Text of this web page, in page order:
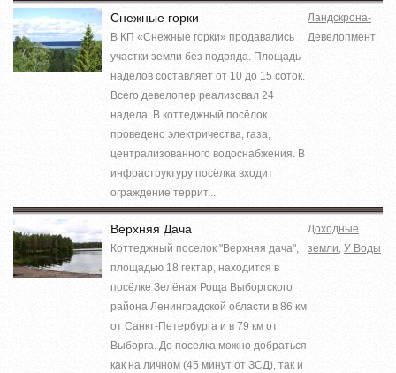
Снежные горки
В КП «Снежные горки» продавались
участки земли без подряда. Площадь
наделов составляет от 10 до 15 соток.
Всего девелопер реализовал 24
надела. В коттеджный посёлок
проведено электричества, газа,
централизованного водоснабжения. В
инфраструктуру посёлка входит
ограждение террит...
Ландскрона-
Девелопмент
Верхняя Дача
Коттеджный поселок "Верхняя дача",
площадью 18 гектар, находится в
посёлке Зелёная Роща Выборгского
района Ленинградской области в 86 км
от Санкт-Петербурга и в 79 км от
Выборга. До поселка можно добраться
как на личном (45 минут от ЗСД), так и
Доходные
земли У Воды